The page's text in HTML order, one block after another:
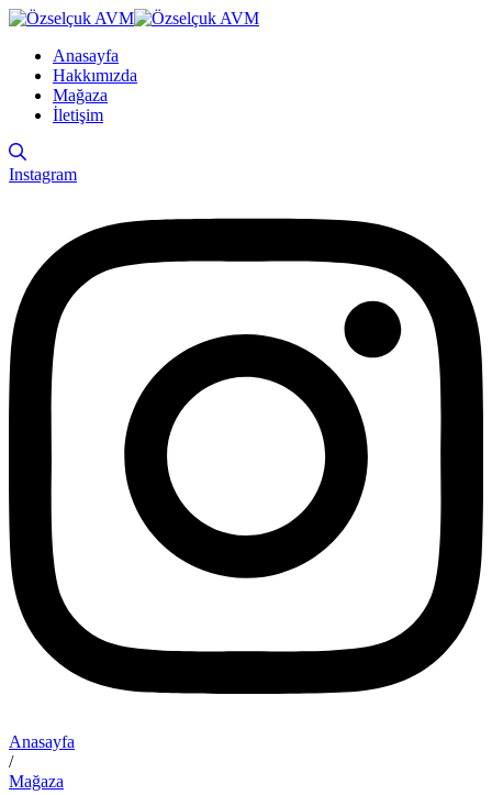
Anasayfa
Hakkımızda
Mağaza
İletişim
Instagram
Anasayfa
/
Mağaza